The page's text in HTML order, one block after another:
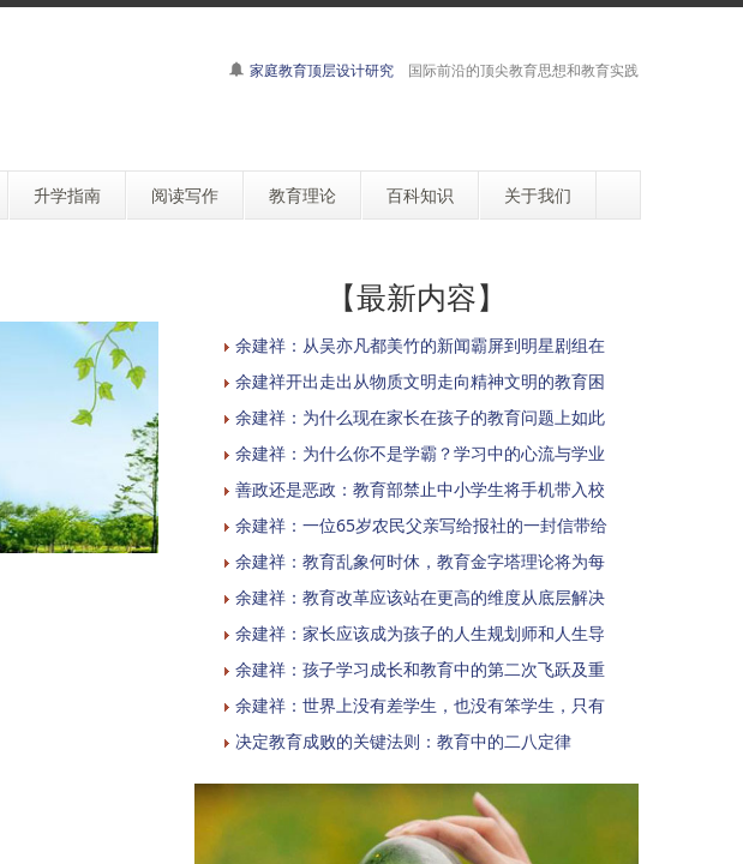
家庭教育顶层设计研究 国际前沿的顶尖教育思想和教育实践
升学指南 阅读写作 教育理论 百科知识 关于我们
【最新内容】
余建祥：从吴亦凡都美竹的新闻霸屏到明星剧组在
余建祥开出走出从物质文明走向精神文明的教育困
余建祥：为什么现在家长在孩子的教育问题上如此
余建祥：为什么你不是学霸？学习中的心流与学业
善政还是恶政：教育部禁止中小学生将手机带入校
余建祥：一位65岁农民父亲写给报社的一封信带给
余建祥：教育乱象何时休，教育金字塔理论将为每
余建祥：教育改革应该站在更高的维度从底层解决
余建祥：家长应该成为孩子的人生规划师和人生导
余建祥：孩子学习成长和教育中的第二次飞跃及重
余建祥：世界上没有差学生，也没有笨学生，只有
决定教育成败的关键法则：教育中的二八定律